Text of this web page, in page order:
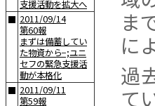
支援活動を拡大へ
■ 2011/09/14
第60報
まずは備蓄してい
た物資から−;ユニ
セフの緊急支援活
動が本格化
■ 2011/09/11
第59報
ま
に
過
て